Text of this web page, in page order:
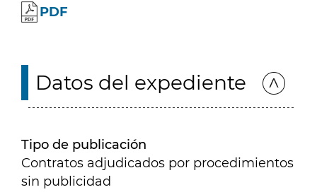
PDF
Datos del expediente
Tipo de publicación
Contratos adjudicados por procedimientos
sin publicidad